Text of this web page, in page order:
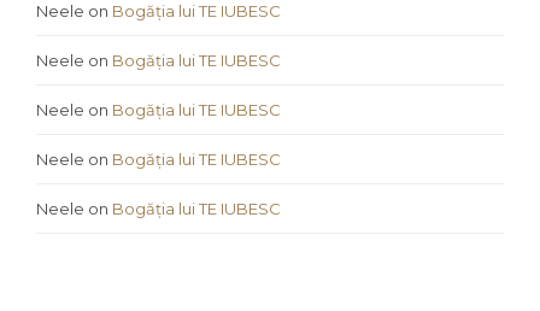
Neele on Bogăția lui TE IUBESC
Neele on Bogăția lui TE IUBESC
Neele on Bogăția lui TE IUBESC
Neele on Bogăția lui TE IUBESC
Neele on Bogăția lui TE IUBESC